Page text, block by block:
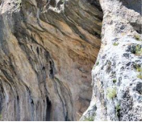
Mediterranea e